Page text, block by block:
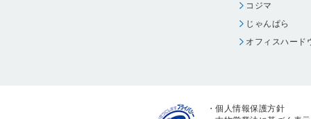
コジマ
じゃんぱら
オフィスハード
・個人情報保護方針